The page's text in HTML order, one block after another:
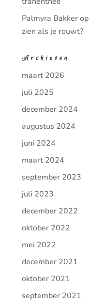
Palmyra Bakkerop
zien als je rouwt?
Archieven
maart 2026
juli 2025
december 2024
augustus 2024
juni 2024
maart 2024
september 2023
juli 2023
december 2022
oktober 2022
mei 2022
december 2021
oktober 2021
september 2021